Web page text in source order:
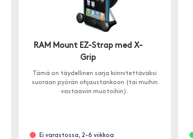
RAM Mount EZ-Strap med X-
Grip
Tämä on täydellinen sarja kiinnitettäväksi
suoraan pyörän ohjaustankoon (tai muihin
vastaaviin muotoihin).
Ei varastossa, 2-6 viikkoa